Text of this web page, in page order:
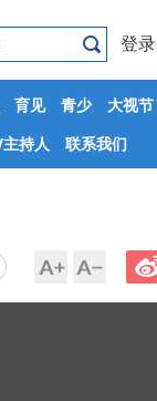
登录
育见 青少 大视节
主持人 联系我们